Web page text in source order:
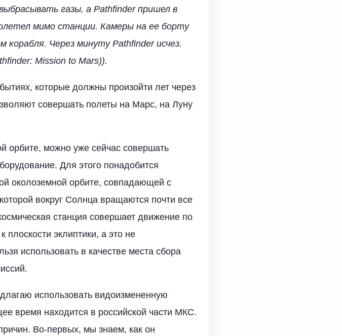
газы, а Pathfinder пришел в
мимо станции. Камеры на ее борту
Через минуту Pathfinder исчез.
Mission to Mars)).
которые должны произойти лет через
совершать полеты на Марс, на Луну
орбите, можно уже сейчас совершать
Для этого понадобится
околоземной орбите, совпадающей с
вокруг Солнца вращаются почти все
станция совершает движение по
эклиптики, а это не
использовать в качестве места сбора
использовать видоизмененную
время находится в российской части МКС.
Во-первых, мы знаем, как он